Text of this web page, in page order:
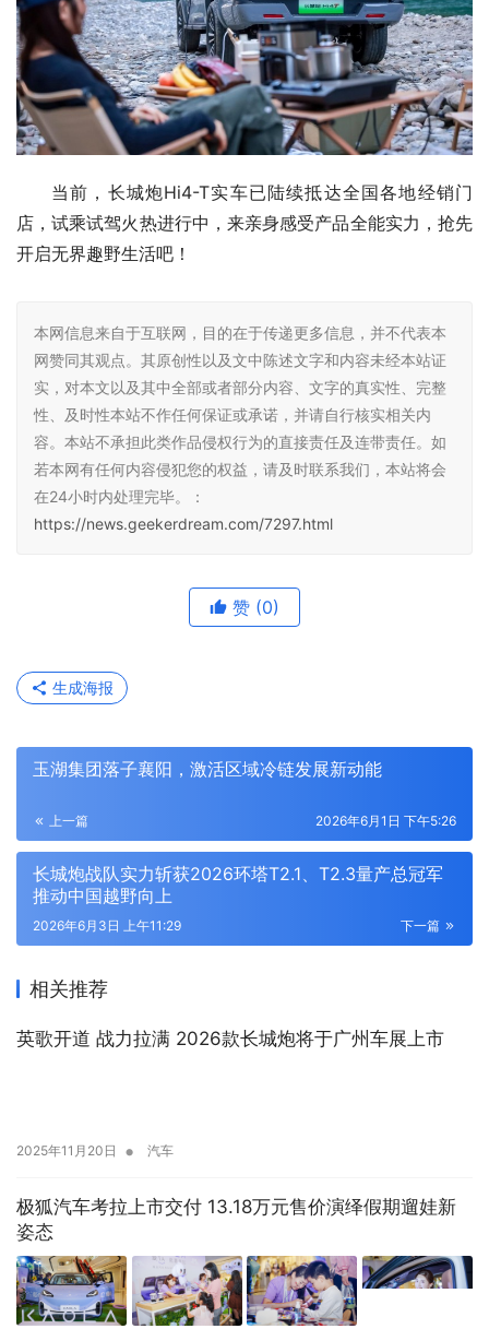
当前，长城炮Hi4-T实车已陆续抵达全国各地经销门
店，试乘试驾火热进行中，来亲身感受产品全能实力，抢先
开启无界趣野生活吧！
本网信息来自于互联网，目的在于传递更多信息，并不代表本
网赞同其观点。其原创性以及文中陈述文字和内容未经本站证
实，对本文以及其中全部或者部分内容、文字的真实性、完整
性、及时性本站不作任何保证或承诺，并请自行核实相关内
容。本站不承担此类作品侵权行为的直接责任及连带责任。如
若本网有任何内容侵犯您的权益，请及时联系我们，本站将会
在24小时内处理完毕。：
https://news.geekerdream.com/7297.html
赞 (0)
生成海报
玉湖集团落子襄阳，激活区域冷链发展新动能
上一篇 2026年6月1日 下午5:26
长城炮战队实力斩获2026环塔T2.1、T2.3量产总冠军
推动中国越野向上
下一篇
2026年6月3日 上午11:29
相关推荐
英歌开道 战力拉满 2026款长城炮将于广州车展上市
2025年11月20日 • 汽车
极狐汽车考拉上市交付 13.18万元售价演绎假期遛娃新
姿态